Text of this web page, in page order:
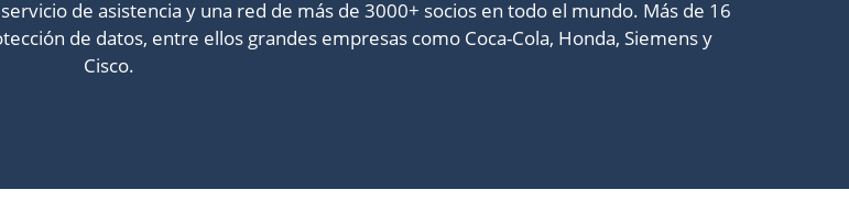
de asistencia y una red de más de 3000+ socios en todo el mundo. Más de 16
de datos, entre ellos grandes empresas como Coca-Cola, Honda, Siemens y
Cisco.